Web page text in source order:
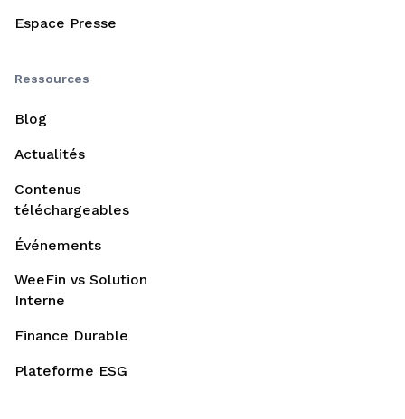
Espace Presse
Ressources
Blog
Actualités
Contenus
téléchargeables
Événements
WeeFin vs Solution
Interne
Finance Durable
Plateforme ESG